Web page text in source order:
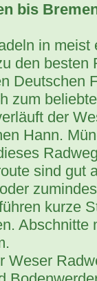
bis
in meist
den
Deutschen
zum
der
Hann.
sind gut
kurze
Abschnitte
Weser